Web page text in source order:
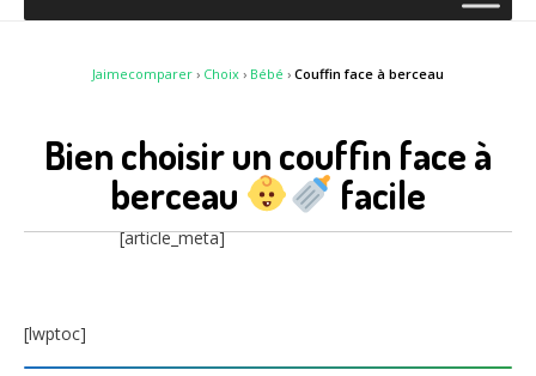
Jaimecomparer › Choix › Bébé › Couffin face à berceau
Bien choisir un couffin face à
berceau
facile
[article_meta]
[lwptoc]